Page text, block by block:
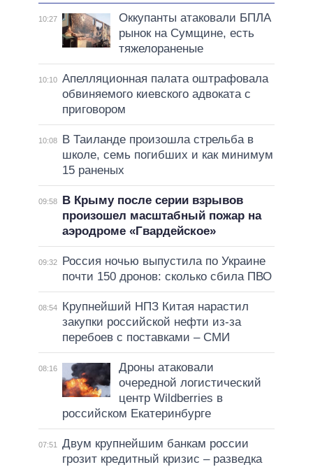
10:27
Оккупанты атаковали БПЛА
рынок на Сумщине, есть
тяжелораненые
10:10 Апелляционная палата оштрафовала
обвиняемого киевского адвоката с
приговором
10:08
В Таиланде произошла стрельба в
школе, семь погибших и как минимум
15 раненых
09:58
В Крыму после серии взрывов
произошел масштабный пожар на
аэродроме «Гвардейское»
09:32
Россия ночью выпустила по Украине
почти 150 дронов: сколько сбила ПВО
08:54
Крупнейший НПЗ Китая нарастил
закупки российской нефти из-за
перебоев с поставками – СМИ
08:16
Дроны атаковали
очередной логистический
центр Wildberries в
российском Екатеринбурге
07:51
Двум крупнейшим банкам россии
грозит кредитный кризис – разведка